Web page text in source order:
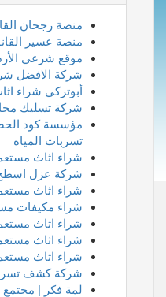
منصة رجحان
منصة عسير
موقع شرعي
شركة الافضل
أبوتركي شراء
شركة تسليك
مؤسسة كود
تسربات المياه
شراء اثاث
شركة عزل اسطح
شراء اثاث
شراء مكيفات
شراء اثاث
شراء اثاث
شراء اثاث
شركة كشف
لمة فكر |